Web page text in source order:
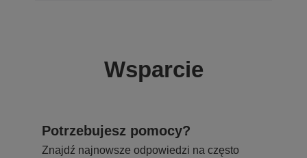
Wsparcie
Potrzebujesz pomocy?
Znajdź najnowsze odpowiedzi na często